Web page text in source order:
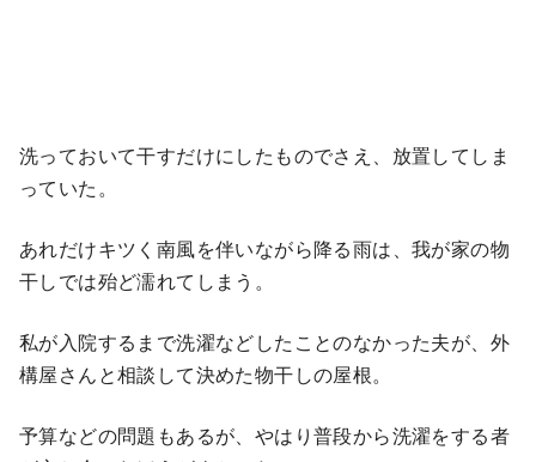
洗っておいて干すだけにしたものでさえ、放置してしま
っていた。
あれだけキツく南風を伴いながら降る雨は、我が家の物
干しでは殆ど濡れてしまう。
私が入院するまで洗濯などしたことのなかった夫が、外
構屋さんと相談して決めた物干しの屋根。
予算などの問題もあるが、やはり普段から洗濯をする者